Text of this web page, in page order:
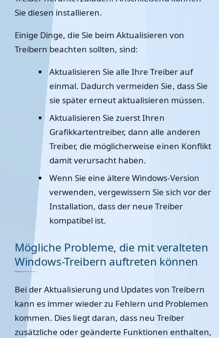
Sie diesen installieren.
Einige Dinge, die Sie beim Aktualisieren von
Treibern beachten sollten, sind:
Aktualisieren Sie alle Ihre Treiber auf
einmal. Dadurch vermeiden Sie, dass Sie
sie später erneut aktualisieren müssen.
Aktualisieren Sie zuerst Ihren
Grafikkartentreiber, dann alle anderen
Treiber, die möglicherweise einen Konflikt
damit verursacht haben.
Wenn Sie eine ältere Windows-Version
verwenden, vergewissern Sie sich vor der
Installation, dass der neue Treiber
kompatibel ist.
Mögliche Probleme, die mit veralteten
Windows-Treibern auftreten können
Bei der Aktualisierung und Updates von Treibern
kann es immer wieder zu Fehlern und Problemen
kommen. Dies liegt daran, dass neu Treiber
zusätzliche oder geänderte Funktionen enthalten,